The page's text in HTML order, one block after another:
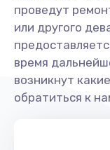
проведут
или другого
время
возникнут
обратиться к